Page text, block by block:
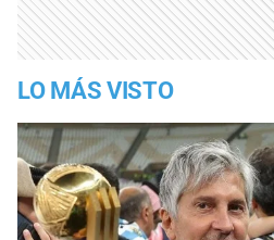
LO MÁS VISTO